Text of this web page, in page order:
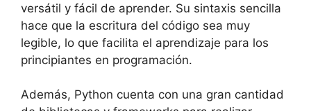
versátil y fácil de aprender. Su sintaxis sencilla
hace que la escritura del código sea muy
legible, lo que facilita el aprendizaje para los
principiantes en programación.
Además, Python cuenta con una gran cantidad